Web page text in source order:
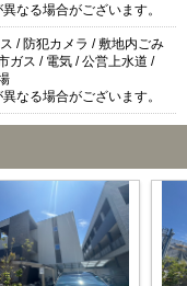
なる場合がございます。
/ 防犯カメラ / 敷地内ごみ
ガス / 電気 / 公営上水道 /
なる場合がございます。